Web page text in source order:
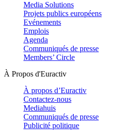
Media Solutions
Projets publics européens
Evénements
Emplois
Agenda
Communiqués de presse
Members’ Circle
À Propos d'Euractiv
À propos d’Euractiv
Contactez-nous
Mediahuis
Communiqués de presse
Publicité politique